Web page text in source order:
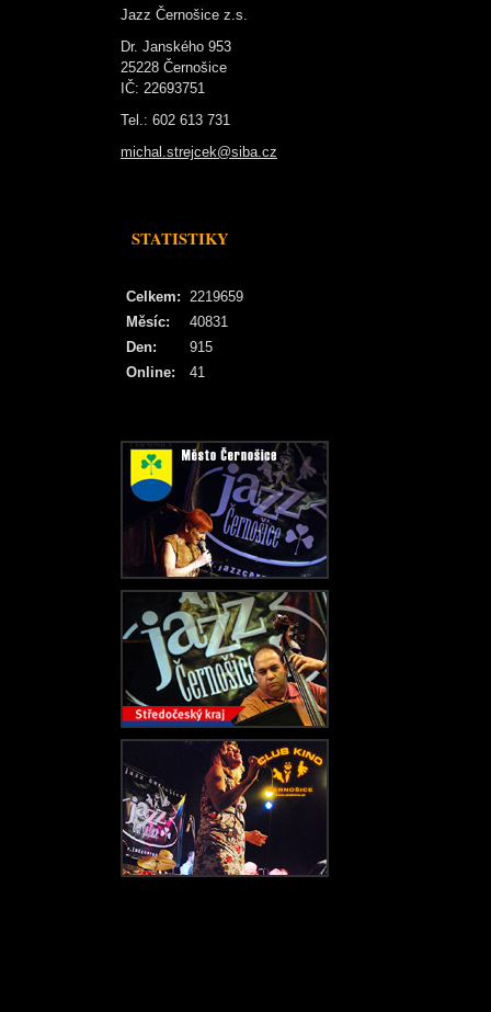
Jazz Černošice z.s.
Dr. Janského 953
25228 Černošice
IČ: 22693751
Tel.: 602 613 731
michal.strejcek@siba.cz
STATISTIKY
Online: 41
Celkem: 2219659
Měsíc:
40831
Den:
915